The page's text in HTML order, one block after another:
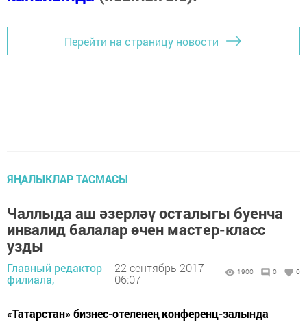
Перейти на страницу новости
ЯҢАЛЫКЛАР ТАСМАСЫ
Чаллыда аш әзерләү осталыгы буенча
инвалид балалар өчен мастер-класс
узды
Главный редактор
филиала,
22 сентябрь 2017 -
06:07
1900 0 0
«Татарстан» бизнес-отеленең конференц-залында